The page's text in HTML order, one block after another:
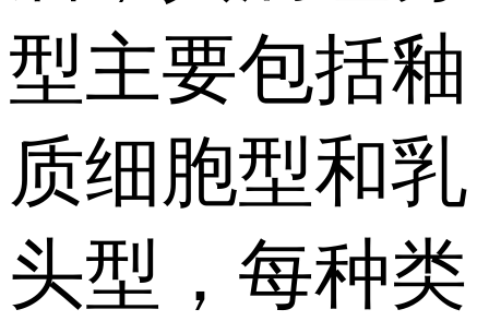
型主要包括釉
质细胞型和乳
头型，每种类